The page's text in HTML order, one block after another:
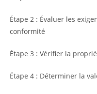
Étape 2 : Évaluer les
conformité
Étape 3 : Vérifier la
Étape 4 : Déterminer la